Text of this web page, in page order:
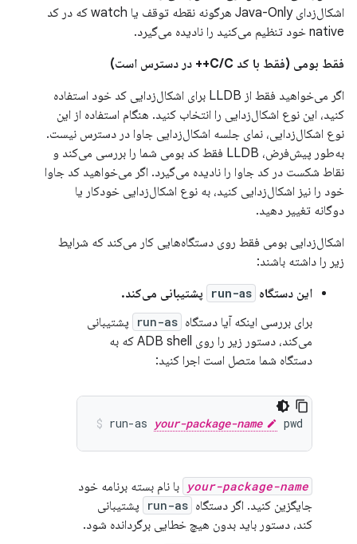
اشکال‌زدای Java-Only هرگونه نقطه توقف یا watch که در کد
native خود تنظیم می‌کنید را نادیده می‌گیرد.
فقط بومی (فقط با کد C/C++ در دسترس است)
اگر می‌خواهید فقط از LLDB برای اشکال‌زدایی کد خود استفاده
کنید، این نوع اشکال‌زدایی را انتخاب کنید. هنگام استفاده از این
نوع اشکال‌زدایی، نمای جلسه اشکال‌زدایی جاوا در دسترس نیست.
به‌طور پیش‌فرض، LLDB فقط کد بومی شما را بررسی می‌کند و
نقاط شکست در کد جاوا را نادیده می‌گیرد. اگر می‌خواهید کد جاوا
خود را نیز اشکال‌زدایی کنید، به نوع اشکال‌زدایی خودکار یا
دوگانه تغییر دهید.
اشکال‌زدایی بومی فقط روی دستگاه‌هایی کار می‌کند که شرایط
زیر را داشته باشند:
این دستگاه run-as
پشتیبانی می‌کند.
برای بررسی اینکه آیا دستگاه run-as
پشتیبانی
می‌کند، دستور زیر را روی ADB shell که به
دستگاه شما متصل است اجرا کنید:
run-as your-package-name
your-package-name با نام بسته برنامه خود
جایگزین کنید. اگر دستگاه run-as
پشتیبانی
کند، دستور باید بدون هیچ خطایی برگردانده شود.